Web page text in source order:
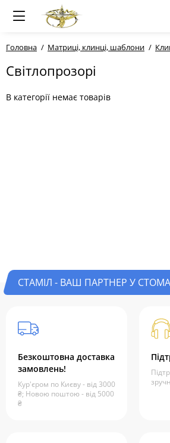
Головна Матриці, клинці, шаблони
Світлопрозорі
В категорії немає товарів
СТАМІЛ - ВАШ ПАРТНЕР У
Безкоштовна доставка
замовлень!
Кур'єром по Києву - від 3000
₴; Новою поштою - від 5000
₴